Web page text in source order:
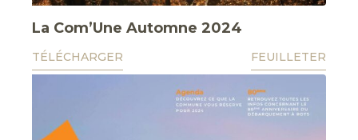
La Com’Une Automne 2024
TÉLÉCHARGER FEUILLETER